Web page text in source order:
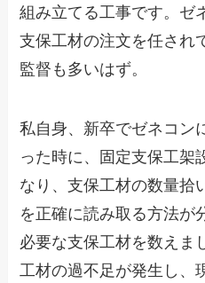
組み立てる工事です。ゼ
支保工材の注文を任され
監督も多いはず。
私自身、新卒でゼネコン
った時に、固定支保工架
なり、支保工材の数量拾
を正確に読み取る方法が
必要な支保工材を数えま
工材の過不足が発生し、